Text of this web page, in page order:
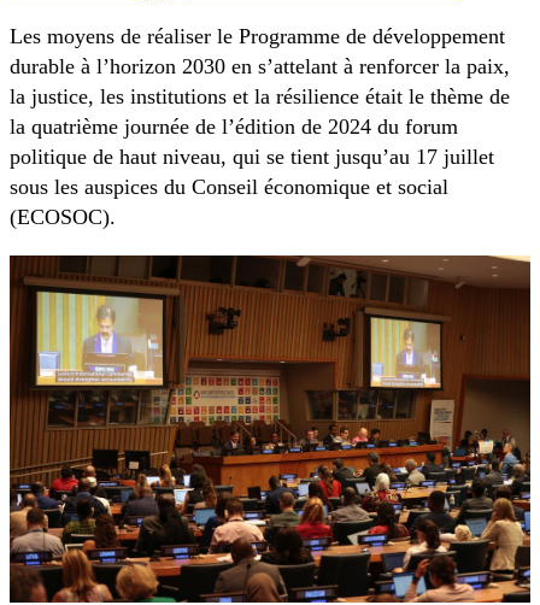
Les moyens de réaliser le Programme de développement
durable à l’horizon 2030 en s’attelant à renforcer la paix,
la justice, les institutions et la résilience était le thème de
la quatrième journée de l’édition de 2024 du forum
politique de haut niveau, qui se tient jusqu’au 17 juillet
sous les auspices du Conseil économique et social
(ECOSOC).